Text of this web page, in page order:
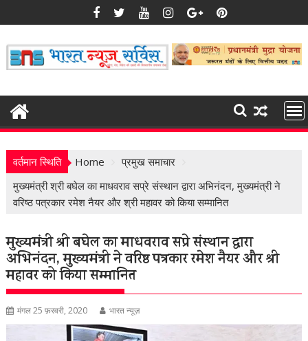
to
वर्तमान स्थिति Home
प्रमुख समाचार
मुख्यमंत्री श्री बघेल का माधवराव सप्रे संस्थान द्वारा अभिनंदन, मुख्यमंत्री ने
वरिष्ठ पत्रकार रमेश नैयर और श्री महावर को किया सम्मानित
मुख्यमंत्री श्री बघेल का माधवराव सप्रे संस्थान द्वारा
अभिनंदन, मुख्यमंत्री ने वरिष्ठ पत्रकार रमेश नैयर और श्री
महावर को किया सम्मानित
मंगल 25 फ़रवरी, 2020 भारत न्यूज़